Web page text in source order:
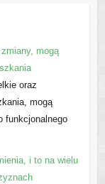
mogą
oraz
mogą
funkcjonalnego
i to na wielu